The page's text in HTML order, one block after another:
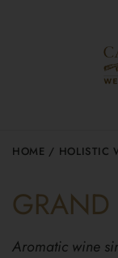
HOME / HOLISTIC
GRAND
Aromatic wine